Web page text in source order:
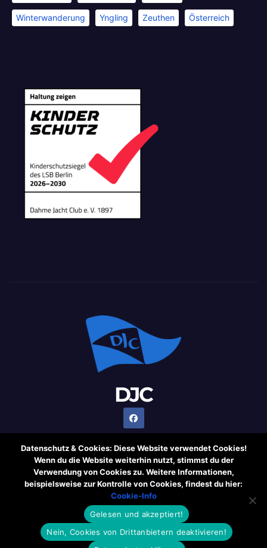
Winterwanderung Yngling Zeuthen Österreich
DJC
Stolz präsentiert von WordPress|Theme: Newsup von
Themeansar
Cookie-Information Rechtliche HinweiseDatenschutzerklärung
Datenschutz & Cookies: Diese Website verwendet Cookies!
Wenn du die Website weiterhin nutzt, stimmst du der
Verwendung von Cookies zu. Weitere Informationen,
beispielsweise zur Kontrolle von Cookies, findest du hier:
Cookie-Info
Gelesen und akzeptiert!
Nein, Cookies von Drittanbietern deaktivieren!